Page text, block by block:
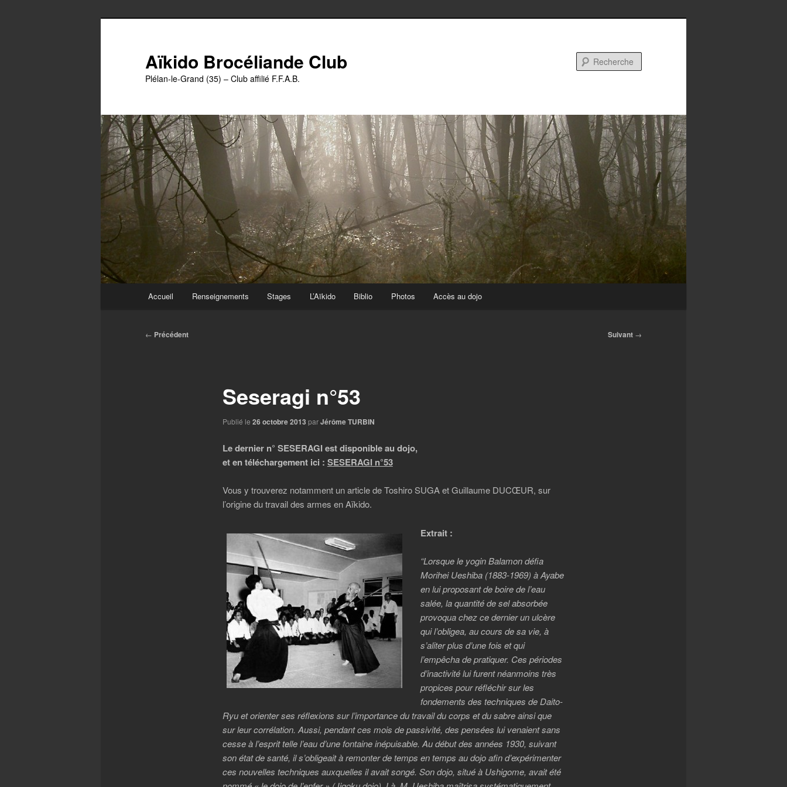
Aïkido Brocéliande Club
Plélan-le-Grand (35) – Club affilié F.F.A.B.
Accueil Renseignements Stages L’Aïkido Biblio Photos Accès au dojo
Navigation
← Précédent Suivant →
Seseragi n°53
Publié le 26 octobre 2013 parJérôme TURBIN
Le dernier n° SESERAGI est disponible au dojo,
et en téléchargement ici : SESERAGI n°53
Vous y trouverez notamment un article de Toshiro SUGA et Guillaume DUCŒUR, sur
l’origine du travail des armes en Aïkido.
Extrait :
“Lorsque le yogin Balamon défia
Morihei Ueshiba (1883-1969) à Ayabe
en lui proposant de boire de l’eau
salée, la quantité de sel absorbée
provoqua chez ce dernier un ulcère
qui l’obligea, au cours de sa vie, à
s’aliter plus d’une fois et qui
l’empêcha de pratiquer. Ces périodes
d’inactivité lui furent néanmoins très
propices pour réfléchir sur les
fondements des techniques de Daito-
Ryu et orienter ses réflexions sur l’importance du travail du corps et du sabre ainsi que
sur leur corrélation. Aussi, pendant ces mois de passivité, des pensées lui venaient sans
cesse à l’esprit telle l’eau d’une fontaine inépuisable. Au début des années 1930, suivant
son état de santé, il s’obligeait à remonter de temps en temps au dojo afin d’expérimenter
ces nouvelles techniques auxquelles il avait songé. Son dojo, situé à Ushigome, avait été